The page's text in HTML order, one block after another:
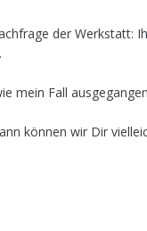
der Werkstatt:
mein Fall
können wir Dir